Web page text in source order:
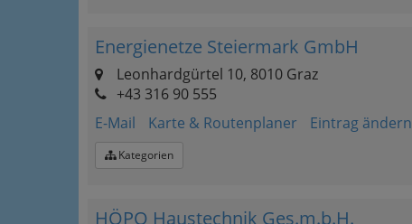
Energienetze Steiermark GmbH
Leonhardgürtel 10, 8010 Graz
+43 316 90 555
E-Mail
Karte & Routenplaner Eintrag ändern
Kategorien
HÖPO Haustechnik Ges.m.b.H.